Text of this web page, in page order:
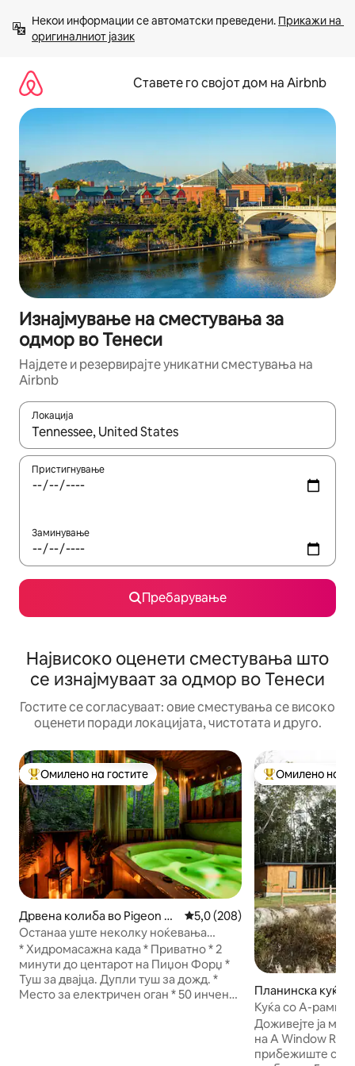
содржина
Некои информации се автоматски преведени. Прикажи на
оригиналниот јазик
Ставете го својот дом на Airbnb
Изнајмување на сместувања за
одмор во Тенеси
Најдете и резервирајте уникатни сместувања на
Airbnb
Локација
Кога резултатите се достапни, движете се со копчињата
Пристигнување
Заминување
Пребарување
Највисоко оценети сместувања што
се изнајмуваат за одмор во Тенеси
Гостите се согласуваат: овие сместувања се високо
оценети поради локацијата, чистотата и друго.
Меѓу најуспешните „Омилени на гостите“
Омилено на гостите
Дрвена колиба во Pigeon Fo
rge
Просечна оцена: 5,0 од 5,
5,0 (208)
Останаа уште неколку ноќевања
Највисоко оценета кабина само за
возрасни
* Хидромасажна када * Приватно * 2
минути до центарот на Пиџон Форџ *
Туш за двајца. Дупли туш за дожд. *
Место за електричен оган * 50 инчен
Меѓу
Омилено на
Планинска куќа
Куќа со A-рамка
Поглед на
када, во првите
Доживејте ја
на А Window
прибежиште